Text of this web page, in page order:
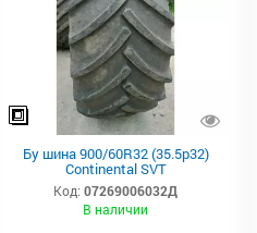
Бу шина 900/60R32 (35.5р32)
Continental SVT
Код: 07269006032Д
В наличии